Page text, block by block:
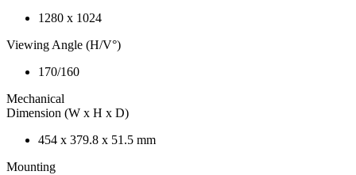
1280 x 1024
Viewing Angle (H/V°)
170/160
Mechanical
Dimension (W x H x D)
454 x 379.8 x 51.5 mm
Mounting